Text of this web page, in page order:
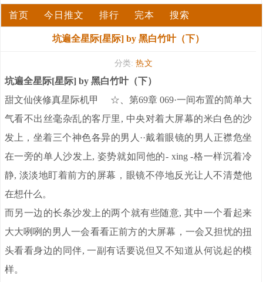
首页 今日推文 排行 完本 搜索
坑遍全星际[星际] by 黑白竹叶（下）
分类:热文
坑遍全星际[星际] by 黑白竹叶（下）
甜文仙侠修真星际机甲 ☆、第69章 069·一间布置的简单大
气看不出丝毫杂乱的客厅里, 中央对着大屏幕的米白色的沙
发上，坐着三个神色各异的男人··戴着眼镜的男人正襟危坐
在一旁的单人沙发上, 姿势就如同他的- xing -格一样沉着冷
静, 淡淡地盯着前方的屏幕，眼镜不停地反光让人不清楚他
在想什么。
而另一边的长条沙发上的两个就有些随意, 其中一个看起来
大大咧咧的男人一会看看正前方的大屏幕，一会又担忧的扭
头看看身边的同伴, 一副有话要说但又不知道从何说起的模
样。